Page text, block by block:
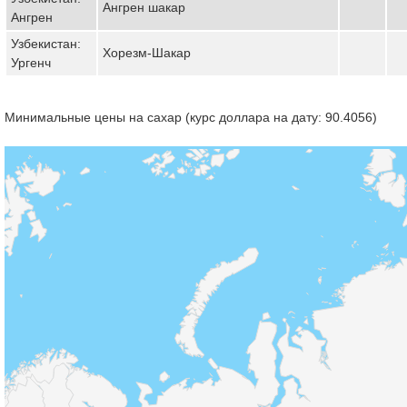
Ангрен
Ангрен шакар
Узбекистан:
Ургенч
Хорезм-Шакар
Минимальные цены на сахар (курс доллара на дату: 90.4056)